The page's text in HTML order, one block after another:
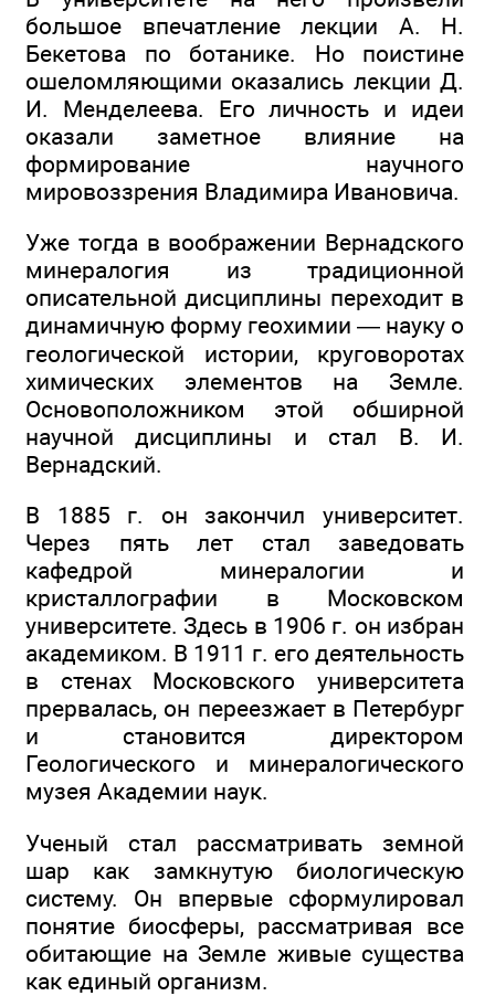
большое впечатление лекции А. Н.
Бекетова по ботанике. Но поистине
ошеломляющими оказались лекции Д.
И. Менделеева. Его личность и идеи
оказали заметное влияние на
формирование научного
мировоззрения Владимира Ивановича.
Уже тогда в воображении Вернадского
минералогия из традиционной
описательной дисциплины переходит в
динамичную форму геохимии — науку о
геологической истории, круговоротах
химических элементов на Земле.
Основоположником этой обширной
научной дисциплины и стал В. И.
Вернадский.
В 1885 г. он закончил университет.
Через пять лет стал заведовать
кафедрой минералогии и
кристаллографии в Московском
университете. Здесь в 1906 г. он избран
академиком. В 1911 г. его деятельность
в стенах Московского университета
прервалась, он переезжает в Петербург
и становится директором
Геологического и минералогического
музея Академии наук.
Ученый стал рассматривать земной
шар как замкнутую биологическую
систему. Он впервые сформулировал
понятие биосферы, рассматривая все
обитающие на Земле живые существа
как единый организм.